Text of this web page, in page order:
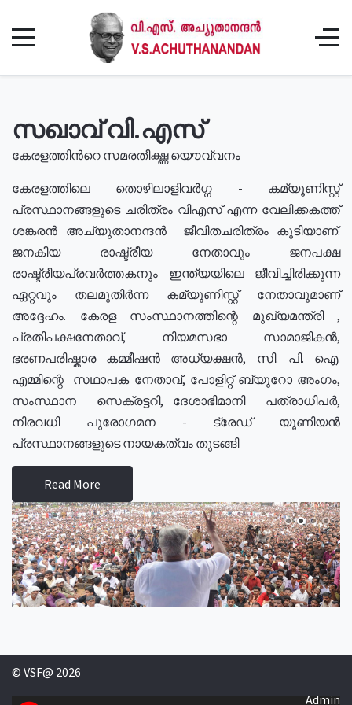
സഖാവ് വി.എസ്
കേരളത്തിൻറെ സമരതീക്ഷ്ണ യൌവ്വനം
കേരളത്തിലെ തൊഴിലാളിവർഗ്ഗ - കമ്യൂണിസ്റ്റ്
പ്രസ്ഥാനങ്ങളുടെ ചരിത്രം വിഎസ് എന്ന വേലിക്കകത്ത്
ശങ്കരൻ അച്യുതാനന്ദൻ ജീവിതചരിത്രം കൂടിയാണ്.
ജനകീയ രാഷ്ട്രീയ നേതാവും ജനപക്ഷ
രാഷ്ട്രീയപ്രവർത്തകനും ഇന്ത്യയിലെ ജീവിച്ചിരിക്കുന്ന
ഏറ്റവും തലമുതിർന്ന കമ്യൂണിസ്റ്റ് നേതാവുമാണ്
അദ്ദേഹം. കേരള സംസ്ഥാനത്തിന്റെ മുഖ്യമന്ത്രി ,
പ്രതിപക്ഷനേതാവ്, നിയമസഭാ സാമാജികൻ,
ഭരണപരിഷ്കാര കമ്മീഷൻ അധ്യക്ഷൻ, സി. പി. ഐ.
എമ്മിന്റെ സഥാപക നേതാവ്, പോളിറ്റ് ബ്യുറോ അംഗം,
സംസ്ഥാന സെക്രട്ടറി, ദേശാഭിമാനി പത്രാധിപർ,
നിരവധി പുരോഗമന - ട്രേഡ് യൂണിയൻ
പ്രസ്ഥാനങ്ങളുടെ നായകത്വം തുടങ്ങി
Read More
© VSF@ 2026
Admin